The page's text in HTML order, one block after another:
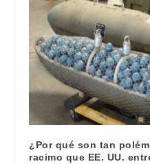
¿Por qué son tan
racimo que EE. UU.